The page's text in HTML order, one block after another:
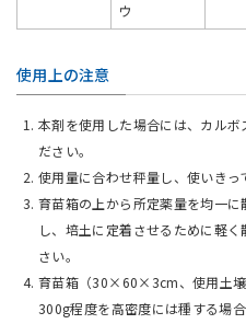
ウ
使用上の注意
本剤を使用した場合には、カル
ださい。
使用量に合わせ秤量し、使いきっ
育苗箱の上から所定薬量を均一
し、培土に定着させるために軽
さい。
育苗箱（30×60×3cm、使用土壌
300g程度を高密度には種する場